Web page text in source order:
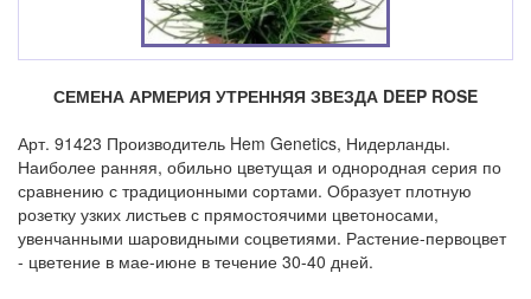
СЕМЕНА АРМЕРИЯ УТРЕННЯЯ ЗВЕЗДА DEEP ROSE
Арт. 91423 Производитель Hem Genetics, Нидерланды.
Наиболее ранняя, обильно цветущая и однородная серия по
сравнению с традиционными сортами. Образует плотную
розетку узких листьев с прямостоячими цветоносами,
увенчанными шаровидными соцветиями. Растение-первоцвет
- цветение в мае-июне в течение 30-40 дней.